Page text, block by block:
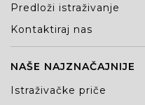
Predloži istraživanje
Kontaktiraj nas
NAŠE NAJZNAČAJNIJE
Istraživačke priče